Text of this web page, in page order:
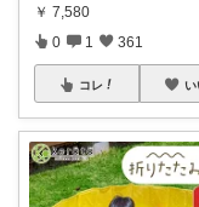
￥ 7,580
0 1 361
コレ い